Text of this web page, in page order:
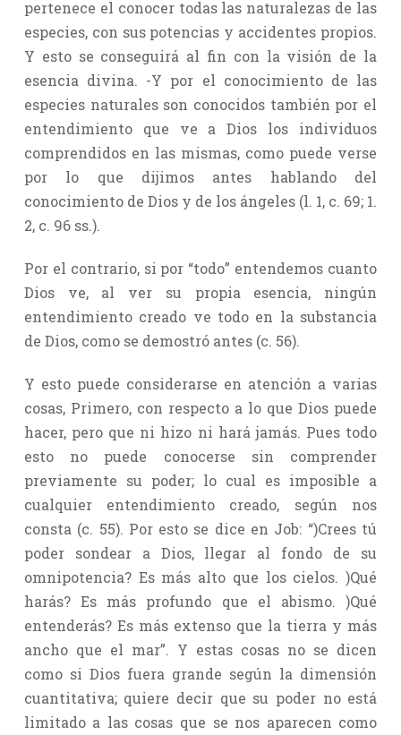
pertenece el conocer todas las naturalezas de las
especies, con sus potencias y accidentes propios.
Y esto se conseguirá al fin con la visión de la
esencia divina. -Y por el conocimiento de las
especies naturales son conocidos también por el
entendimiento que ve a Dios los individuos
comprendidos en las mismas, como puede verse
por lo que dijimos antes hablando del
conocimiento de Dios y de los ángeles (l. 1, c. 69; 1.
2, c. 96 ss.).
Por el contrario, si por “todo” entendemos cuanto
Dios ve, al ver su propia esencia, ningún
entendimiento creado ve todo en la substancia
de Dios, como se demostró antes (c. 56).
Y esto puede considerarse en atención a varias
cosas, Primero, con respecto a lo que Dios puede
hacer, pero que ni hizo ni hará jamás. Pues todo
esto no puede conocerse sin comprender
previamente su poder; lo cual es imposible a
cualquier entendimiento creado, según nos
consta (c. 55). Por esto se dice en Job: “)Crees tú
poder sondear a Dios, llegar al fondo de su
omnipotencia? Es más alto que los cielos. )Qué
harás? Es más profundo que el abismo. )Qué
entenderás? Es más extenso que la tierra y más
ancho que el mar”. Y estas cosas no se dicen
como si Dios fuera grande según la dimensión
cuantitativa; quiere decir que su poder no está
limitado a las cosas que se nos aparecen como